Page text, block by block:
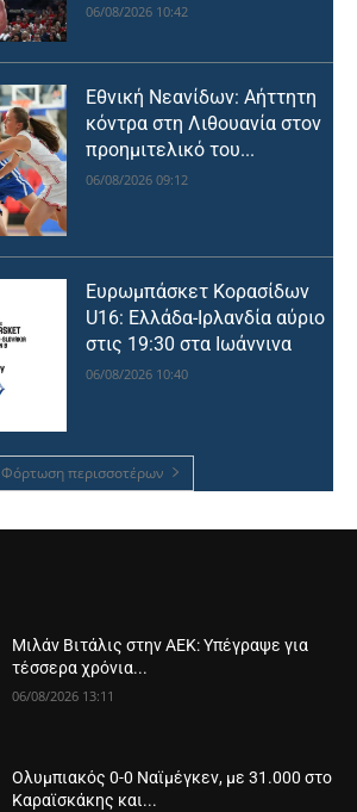
06/08/2026 10:42
Εθνική Νεανίδων: Αήττητη
κόντρα στη Λιθουανία στον
προημιτελικό του...
06/08/2026 09:12
Ευρωμπάσκετ Κορασίδων
U16: Ελλάδα-Ιρλανδία αύριο
στις 19:30 στα Ιωάννινα
06/08/2026 10:40
Φόρτωση περισσοτέρων
Μιλάν Βιτάλις στην ΑΕΚ: Υπέγραψε για
τέσσερα χρόνια...
06/08/2026 13:11
Ολυμπιακός 0-0 Ναϊμέγκεν, με 31.000 στο
Καραϊσκάκης και...